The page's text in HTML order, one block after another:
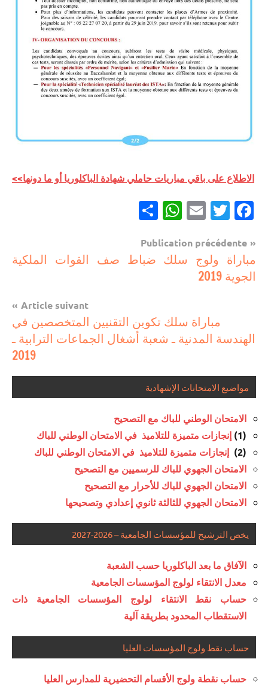
الاطلاع على باقي مباريات حاملي شهادة الباكلوريا أو ما دونها>>
Facebook
Twitter
Email
WhatsApp
مباريات
مباريات
Navigation
de
l’article
Publication précédente
مباراة ولوج سلك ضباط صف القوات الملكية
الجوية 2019
Article suivant
مباراة سلك تكوين التقنيين المتخصصين في
الهندسة المدنية ـ شعبة أشغال الجماعات الترابية ـ
2019
مواضيع الامتحانات الإشهادية
الامتحان الوطني للباك مع التصحيح
(1)
إنجازات متميزة للتلاميذ في الامتحان الوطني للباك
(2)
إنجازات متميزة للتلاميذ في الامتحان الوطني للباك
الامتحان الجهوي للباك للرسميين مع التصحيح
الامتحان الجهوي للباك للأحرار مع التصحيح
الامتحان الجهوي للثالثة ثانوي إعدادي وتصحيحها
يخص الترشيح للمؤسسات الجامعية – 2026-2027
الآفاق ما بعد الباكلوريا حسب الشعبة
معدل الانتقاء لولوج المؤسسات الجامعية
حساب نقط الانتقاء لولوج المؤسسات الجامعية ذات
الاستقطاب المحدود بطريقة آلية
حساب نقط ولوج المؤسسات العليا
حساب نقطة ولوج الأقسام التحضيرية للمدارس العليا